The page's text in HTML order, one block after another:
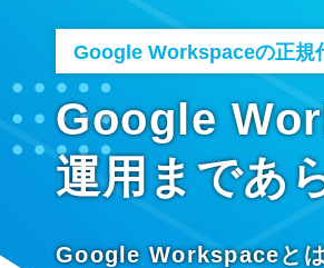
Workspace導入
Google Workspaceの正規
Google
運用まであ
Google Workspaceと